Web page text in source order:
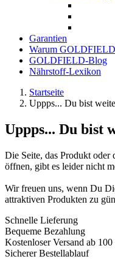
Garantien
Warum
GOLDFIELD-Blog
Nährstoff-Lexikon
Startseite
Uppps... Du bist
Uppps... Du bist
Die Seite, das Produkt oder
öffnen, gibt es leider nicht
Wir freuen uns, wenn Du
attraktiven Produkten zu
Schnelle Lieferung
Bequeme Bezahlung
Kostenloser Versand ab 100
Sicherer Bestellablauf